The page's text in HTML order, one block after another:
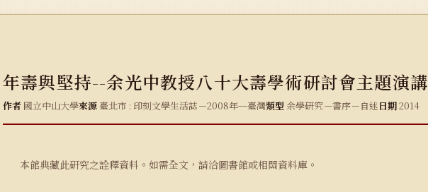
年壽與堅持--余光中教授八十大壽學術研討會主題演講
作者 國立中山大學來源臺北市 : 印刻文學生活誌－2008年─臺灣類型 余學研究－書序－自述日期2014
本館典藏此研究之詮釋資料。如需全文，請洽圖書館或相關資料庫。